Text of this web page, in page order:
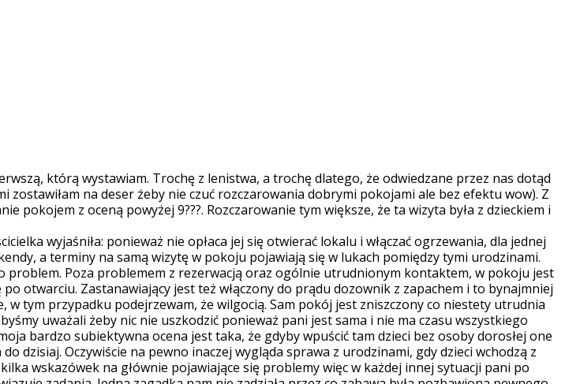
którą wystawiam. Trochę z lenistwa, a trochę dlatego, że odwiedzane przez nas dotąd
na deser żeby nie czuć rozczarowania dobrymi pokojami ale bez efektu wow). Z
z oceną powyżej 9???. Rozczarowanie tym większe, że ta wizyta była z dzieckiem i
wyjaśniła: ponieważ nie opłaca jej się otwierać lokalu i włączać ogrzewania, dla jednej
a terminy na samą wizytę w pokoju pojawiają się w lukach pomiędzy tymi urodzinami.
problem. Poza problemem z rezerwacją oraz ogólnie utrudnionym kontaktem, w pokoju jest
otwarciu. Zastanawiający jest też włączony do prądu dozownik z zapachem i to bynajmniej
tym przypadku podejrzewam, że wilgocią. Sam pokój jest zniszczony co niestety utrudnia
uważali żeby nic nie uszkodzić ponieważ pani jest sama i nie ma czasu wszystkiego
bardzo subiektywna ocena jest taka, że gdyby wpuścić tam dzieci bez osoby dorosłej one
dzisiaj. Oczywiście na pewno inaczej wygląda sprawa z urodzinami, gdy dzieci wchodzą z
wskazówek na głównie pojawiające się problemy więc w każdej innej sytuacji pani po